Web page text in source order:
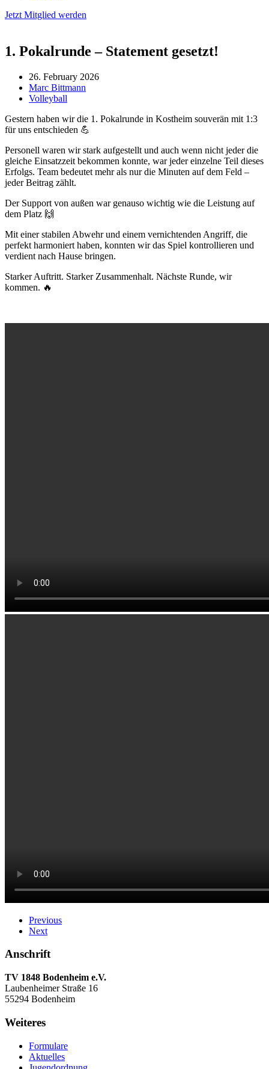
Jetzt Mitglied werden
1. Pokalrunde – Statement gesetzt!
26. February 2026
Marc Bittmann
Volleyball
Gestern haben wir die 1. Pokalrunde in Kostheim souverän mit 1:3
für uns entschieden 💪
Personell waren wir stark aufgestellt und auch wenn nicht jeder die
gleiche Einsatzzeit bekommen konnte, war jeder einzelne Teil dieses
Erfolgs. Team bedeutet mehr als nur die Minuten auf dem Feld –
jeder Beitrag zählt.
Der Support von außen war genauso wichtig wie die Leistung auf
dem Platz 🙌
Mit einer stabilen Abwehr und einem vernichtenden Angriff, die
perfekt harmoniert haben, konnten wir das Spiel kontrollieren und
verdient nach Hause bringen.
Starker Auftritt. Starker Zusammenhalt. Nächste Runde, wir
kommen. 🔥
Previous
Next
Anschrift
TV 1848 Bodenheim e.V.
Laubenheimer Straße 16
55294 Bodenheim
Weiteres
Formulare
Aktuelles